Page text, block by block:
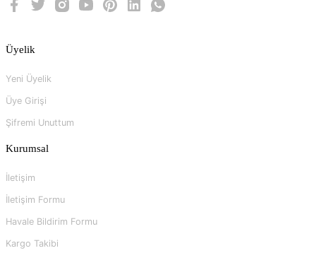
Üyelik
Yeni Üyelik
Üye Girişi
Şifremi Unuttum
Kurumsal
İletişim
İletişim Formu
Havale Bildirim Formu
Kargo Takibi